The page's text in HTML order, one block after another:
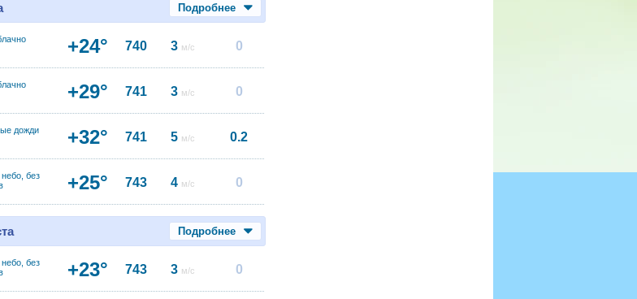
Подробнее
+24° 740 3 м/с 0
+29° 741 3 м/с 0
дожди +32° 741 5 м/с 0.2
без
+25° 743 4 м/с 0
Подробнее
без
+23° 743 3 м/с 0